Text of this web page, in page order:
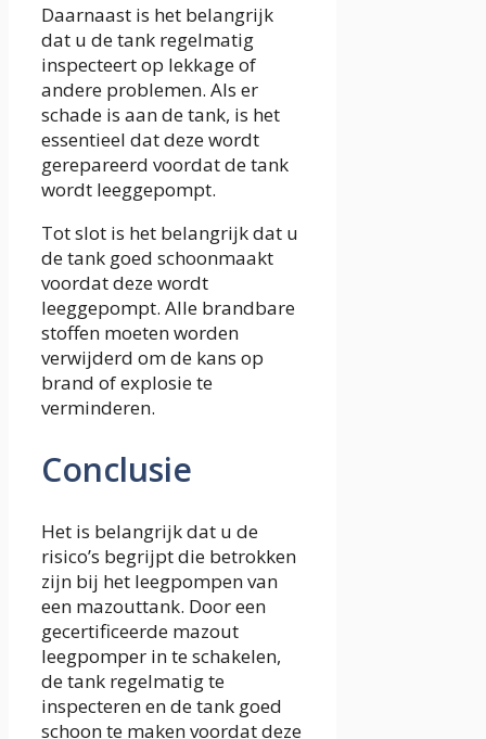
Daarnaast is het belangrijk
dat u de tank regelmatig
inspecteert op lekkage of
andere problemen. Als er
schade is aan de tank, is het
essentieel dat deze wordt
gerepareerd voordat de tank
wordt leeggepompt.
Tot slot is het belangrijk dat u
de tank goed schoonmaakt
voordat deze wordt
leeggepompt. Alle brandbare
stoffen moeten worden
verwijderd om de kans op
brand of explosie te
verminderen.
Conclusie
Het is belangrijk dat u de
risico’s begrijpt die betrokken
zijn bij het leegpompen van
een mazouttank. Door een
gecertificeerde mazout
leegpomper in te schakelen,
de tank regelmatig te
inspecteren en de tank goed
schoon te maken voordat deze